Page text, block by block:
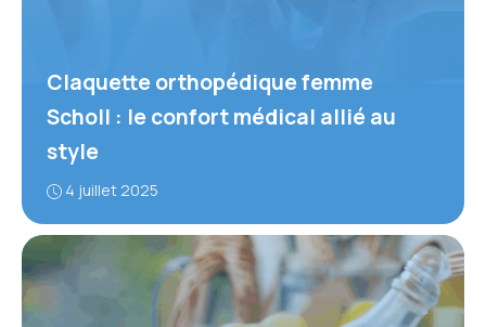
Claquette orthopédique femme
Scholl : le confort médical allié au
style
4 juillet 2025